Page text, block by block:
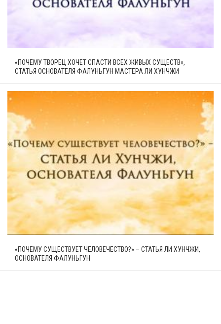
«ПОЧЕМУ ТВОРЕЦ ХОЧЕТ СПАСТИ ВСЕХ ЖИВЫХ СУЩЕСТВ»,
СТАТЬЯ ОСНОВАТЕЛЯ ФАЛУНЬГУН МАСТЕРА ЛИ ХУНЧЖИ
«ПОЧЕМУ СУЩЕСТВУЕТ ЧЕЛОВЕЧЕСТВО?» – СТАТЬЯ ЛИ ХУНЧЖИ,
ОСНОВАТЕЛЯ ФАЛУНЬГУН